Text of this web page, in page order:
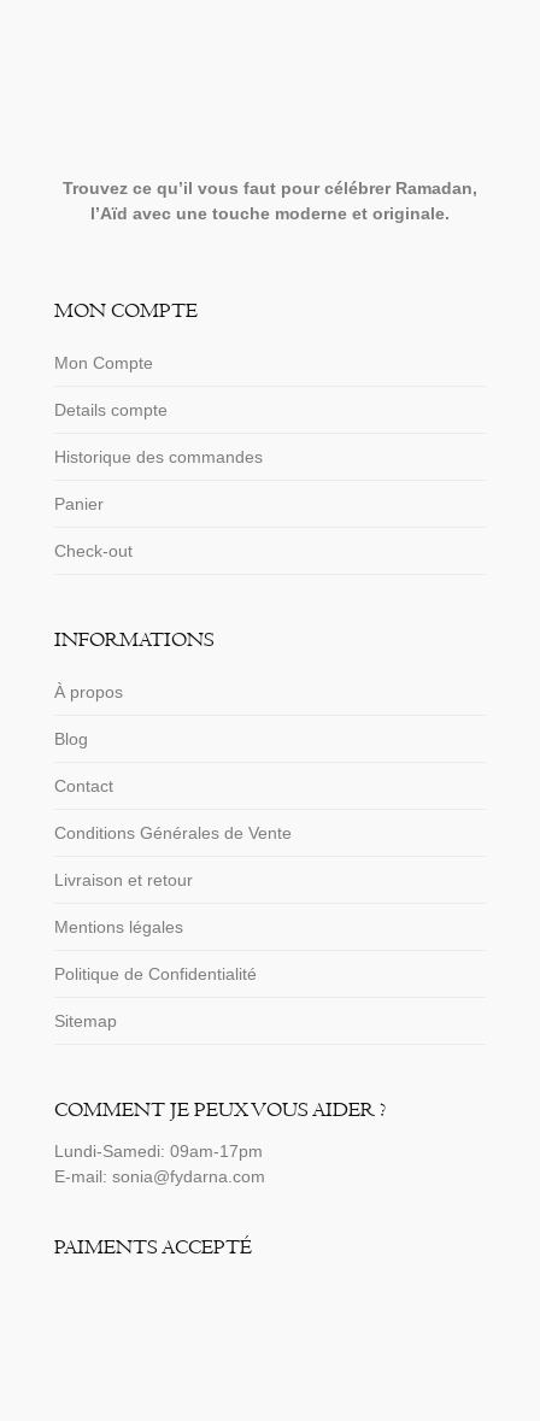
Trouvez ce qu’il vous faut pour célébrer Ramadan,
l’Aïd avec une touche moderne et originale.
MON COMPTE
Mon Compte
Details compte
Historique des commandes
Panier
Check-out
INFORMATIONS
À propos
Blog
Contact
Conditions Générales de Vente
Livraison et retour
Mentions légales
Politique de Confidentialité
Sitemap
COMMENT JE PEUX VOUS AIDER ?
Lundi-Samedi: 09am-17pm
E-mail: sonia@fydarna.com
PAIMENTS ACCEPTÉ